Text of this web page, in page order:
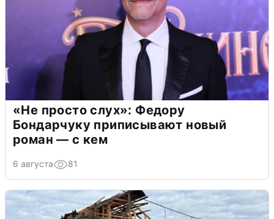
«Не просто слух»: Федору
Бондарчуку приписывают новый
роман — с кем
6 августа 81